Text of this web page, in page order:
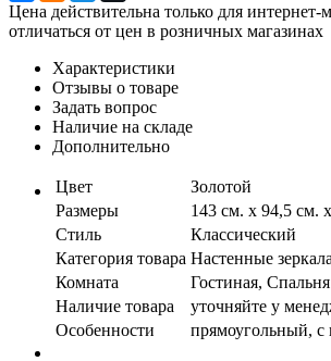
Цена действительна только для интернет-
отличаться от цен в розничных магазинах
Характеристики
Отзывы о товаре
Задать вопрос
Наличие на складе
Дополнительно
Цвет
Золотой
Размеры
143 см. х 94,5 см.
Стиль
Классический
Категория товара Настенные зеркала
Комната
Гостиная, Спальня
Наличие товара
уточняйте у
Особенности
прямоугольный, с